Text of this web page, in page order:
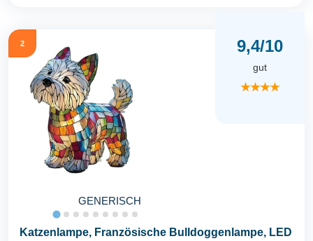
2
GENERISCH
9,4/10
gut
★★★★
Katzenlampe, Französische Bulldoggenlampe, LED